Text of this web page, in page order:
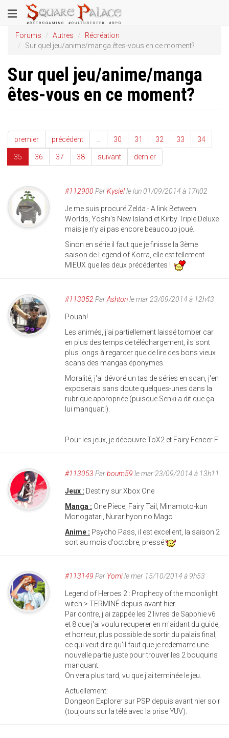
au
contenu
principal
Toggle
navigation
Forums Autres
Récréation
Sur quel jeu/anime/manga êtes-vous en ce moment?
Sur quel jeu/anime/manga
êtes-vous en ce moment?
premier précédent 30 31 32 33 34
35 36 37 38 suivant dernier
#112900 ParKysielle lun 01/09/2014 à 17h02
Je me suis procuré Zelda - A link Between
Worlds, Yoshi's New Island et Kirby Triple Deluxe
mais je n'y ai pas encore beaucoup joué.
Sinon en série il faut que je finisse la 3ème
saison de Legend of Korra, elle est tellement
MIEUX que les deux précédentes !
#113052 ParAshtonle mar 23/09/2014 à 12h43
Pouah!
Les animés, j'ai partiellement laissé tomber car
en plus des temps de téléchargement, ils sont
plus longs à regarder que de lire des bons vieux
scans des mangas éponymes.
Moralité, j'ai dévoré un tas de séries en scan, j'en
exposerais sans doute quelques-unes dans la
rubrique appropriée (puisque Senki a dit que ça
lui manquait!).
Pour les jeux, je découvre ToX2 et Fairy Fencer F.
#113053 Parboum59 le mar 23/09/2014 à 13h11
Jeux : Destiny sur Xbox One
Manga : One Piece, Fairy Tail, Minamoto-kun
Monogatari, Nurarihyon no Mago
Anime : Psycho Pass, il est excellent, la saison 2
sort au mois d'octobre, pressé
#113149 Par Yomile mer 15/10/2014 à 9h53
Legend of Heroes 2 : Prophecy of the moonlight
witch > TERMINÉ depuis avant hier.
Par contre, j'ai zappée les 2 livres de Sapphie v6
et 8 que j'ai voulu recuperer en m'aidant du guide,
et horreur, plus possible de sortir du palais final,
ce qui veut dire qu'il faut que je redemarre une
nouvelle partie juste pour trouver les 2 bouquins
manquant.
On vera plus tard, vu que j'ai terminée le jeu.
Actuellement:
Dongeon Explorer sur PSP depuis avant hier soir
(toujours sur la télé avec la prise YUV).